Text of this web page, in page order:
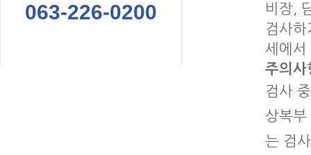
063-226-0200
비장,
검사
세에서
주의사
검사
상복
는 검